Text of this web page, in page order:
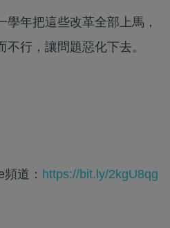
年把這些改革全部上馬，
行，讓問題惡化下去。
道： https://bit.ly/2kgU8qg